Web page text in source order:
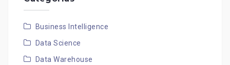
Business Intelligence
Data Science
Data Warehouse